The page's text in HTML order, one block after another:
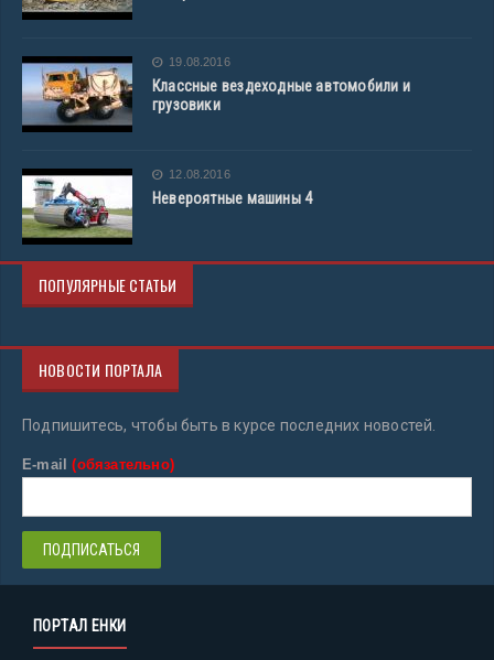
19.08.2016
Классные вездеходные автомобили и
грузовики
12.08.2016
Невероятные машины 4
ПОПУЛЯРНЫЕ СТАТЬИ
НОВОСТИ ПОРТАЛА
Подпишитесь, чтобы быть в курсе последних новостей.
E-mail(обязательно)
ПОРТАЛ ЕНКИ